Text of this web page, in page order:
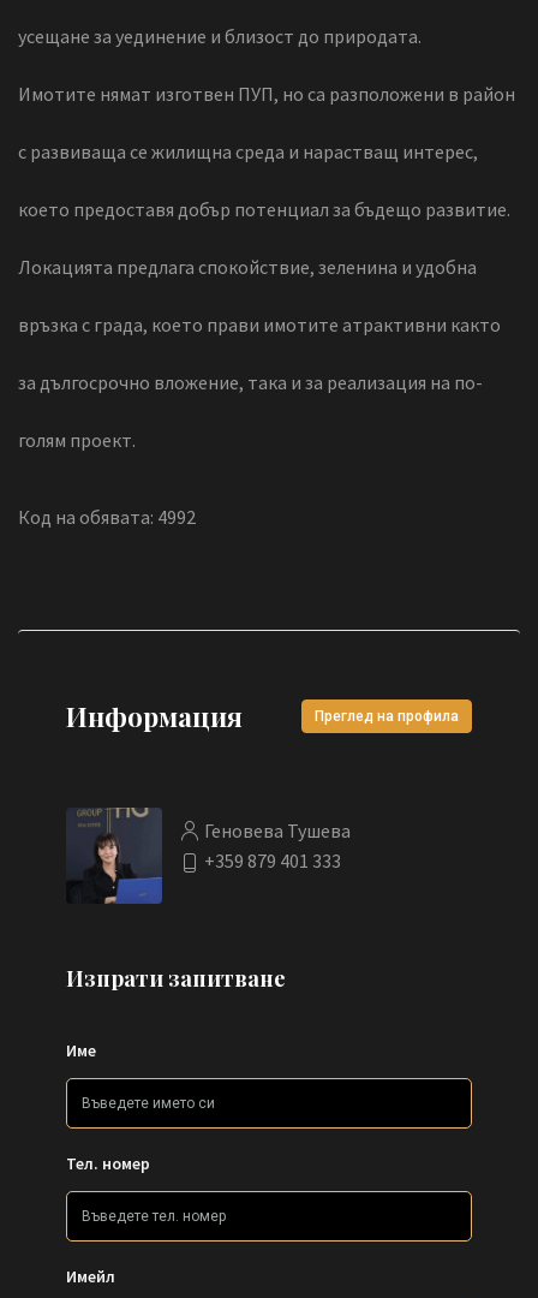
усещане за уединение и близост до природата.
Имотите нямат изготвен ПУП, но са разположени в район
с развиваща се жилищна среда и нарастващ интерес,
което предоставя добър потенциал за бъдещо развитие.
Локацията предлага спокойствие, зеленина и удобна
връзка с града, което прави имотите атрактивни както
за дългосрочно вложение, така и за реализация на по-
голям проект.
Код на обявата: 4992
Информация Преглед на профила
Геновева Тушева
+359 879 401 333
Изпрати запитване
Име
Тел. номер
Имейл